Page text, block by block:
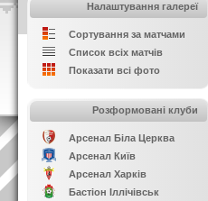
Налаштування галереї
Сортування за матчами
Список всіх матчів
Показати всі фото
Розформовані клуби
Арсенал Біла Церква
Арсенал Київ
Арсенал Харків
Бастіон Іллічівськ